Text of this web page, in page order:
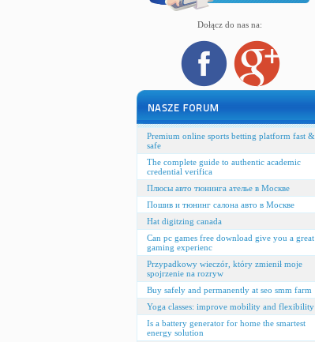
Dołącz do nas na:
Premium online sports betting platform fast &
safe
The complete guide to authentic academic
credential verifica
Плюсы авто тюнинга ателье в Москве
Пошив и тюнинг салона авто в Москве
Hat digitzing canada
Can pc games free download give you a great
gaming experienc
Przypadkowy wieczór, który zmienił moje
spojrzenie na rozryw
Buy safely and permanently at seo smm farm
Yoga classes: improve mobility and flexibility
Is a battery generator for home the smartest
energy solution